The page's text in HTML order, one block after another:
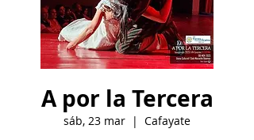
A por la Tercera
sáb, 23 mar
  |
Cafayate